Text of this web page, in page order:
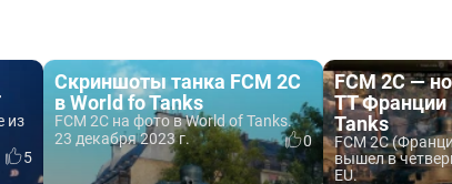
из
5
Скриншоты танка FCM 2C
в World fo Tanks
FCM 2C на фото в World of Tanks.
23 декабря 2023 г.
0
FCM 2C —
ТТ Франции
Tanks
FCM 2C
вышел в
EU.